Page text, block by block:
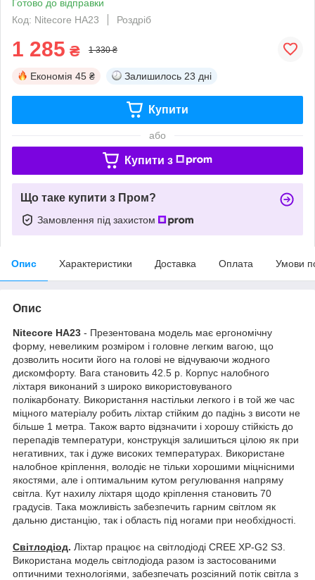
Готово до відправки
Код: Nitecore HA23
Роздріб
1 285 ₴ 1 330 ₴
Економія 45 ₴ Залишилось 23 дні
Купити
або
Купити з
Що таке купити з Пром?
Замовлення під захистом
Опис Характеристики Доставка Оплата Умови
Опис
Nitecore HA23 - Презентована модель має ергономічну
форму, невеликим розміром і головне легким вагою, що
дозволить носити його на голові не відчуваючи жодного
дискомфорту. Вага становить 42.5 р. Корпус налобного
ліхтаря виконаний з широко використовуваного
полікарбонату. Використання настільки легкого і в той же час
міцного матеріалу робить ліхтар стійким до падінь з висоти не
більше 1 метра. Також варто відзначити і хорошу стійкість до
перепадів температури, конструкція залишиться цілою як при
негативних, так і дуже високих температурах. Використане
налобное кріплення, володіє не тільки хорошими міцнісними
якостями, але і оптимальним кутом регулювання напряму
світла. Кут нахилу ліхтаря щодо кріплення становить 70
градусів. Така можливість забезпечить гарним світлом як
дальню дистанцію, так і область під ногами при необхідності.
Світлодіод. Ліхтар працює на світлодіоді CREE XP-G2 S3.
Використана модель світлодіода разом із застосованими
оптичними технологіями, забезпечать розсіяний потік світла з